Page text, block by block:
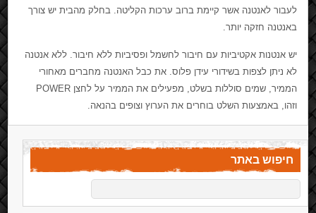
לעבור לאנטנה אשר קיימת ברוב ערכות הקליטה. בחלק מהבית יש צורך
באנטנה חזקה יותר.
יש אנטנות אקטיביות עם חיבור לחשמל ופסיביות ללא חיבור. ללא אנטנה
לא ניתן לצפות בשידורי עידן פלוס. את כבל האנטנה מחברים מאחורי
הממיר, שמים סוללות בשלט, מפעילים את הממיר על לחצן POWER
וזהו, באמצעות השלט בוחרים את הערוץ וצופים בהנאה.
חיפוש באתר